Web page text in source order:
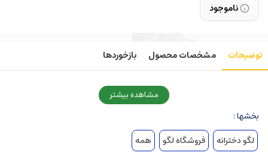
ناموجود
توضیحات مشخصات محصول بازخوردها
مشاهده بیشتر
بخشها :
لگو دخترانه
فروشگاه لگو همه